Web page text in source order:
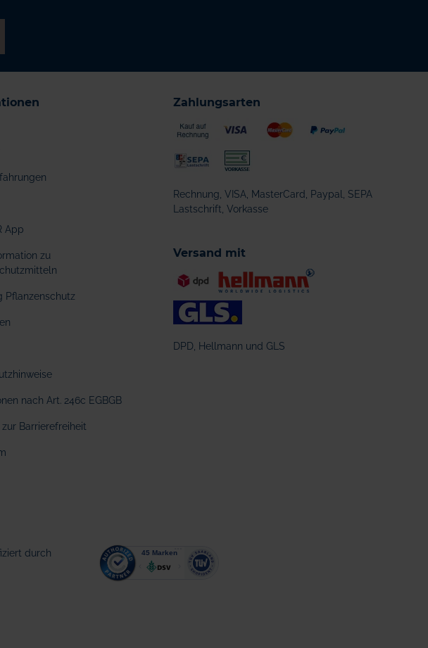
App
zu
Pflanzenschutz
nach Art. 246c EGBGB
Barrierefreiheit
Zahlungsarten
Rechnung, VISA, MasterCard, Paypal, SEPA
Lastschrift, Vorkasse
Versand mit
DPD, Hellmann und GLS
durch